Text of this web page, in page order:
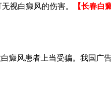
视白癜风的伤害。
【长春白
癜风患者上当受骗。我国广